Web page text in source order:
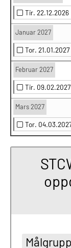
Tir. 22.12.2026
Januar 2027
Tor. 21.01.2027
Februar 2027
Tir. 09.02.2027
Mars 2027
Tor.